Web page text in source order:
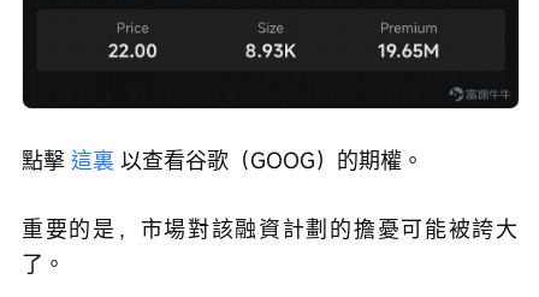
點擊 這裏 以查看谷歌（GOOG）的期權。
重要的是，市場對該融資計劃的擔憂可能被誇大
了。